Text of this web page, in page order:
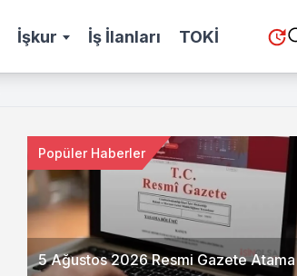
İşkur İş İlanları TOKİ
5 Ağustos 2026 Resmi Gazete Atama
Popüler Haberler